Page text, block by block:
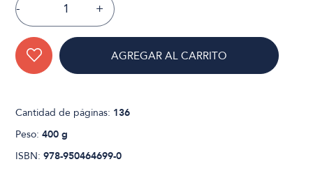
- +
AGREGAR AL CARRITO
Cantidad de páginas: 136
Peso:400 g
ISBN:978-950464699-0